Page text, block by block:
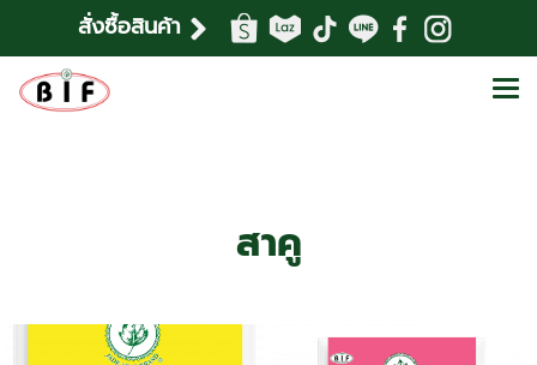
สั่งซื้อสินค้า
สาคู